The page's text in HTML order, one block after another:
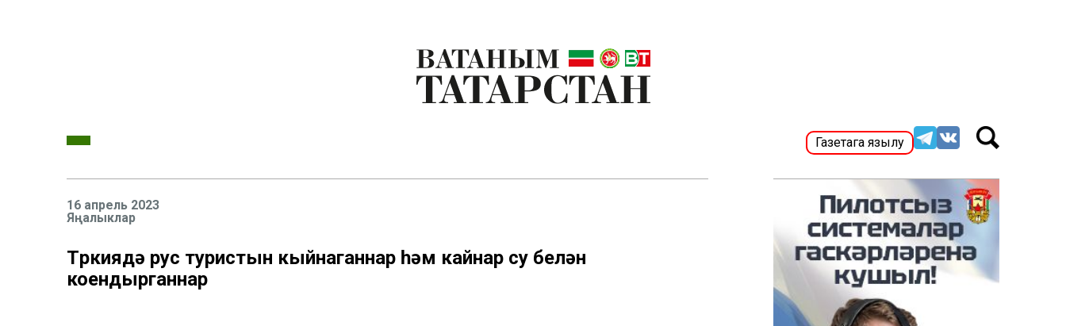
Газетага язылу
16 апрель 2023
Яңалыклар
Төркиядә рус туристын кыйнаганнар һәм кайнар су белән
коендырганнар